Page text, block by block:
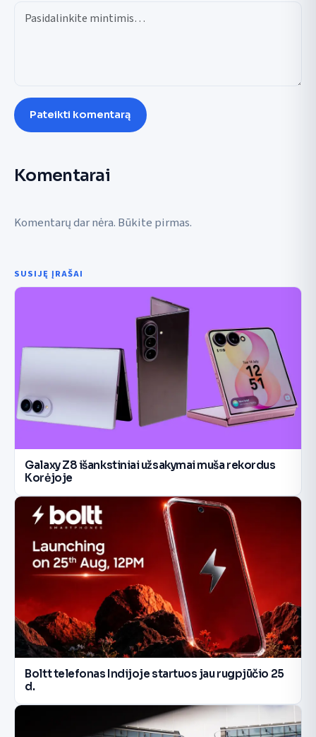
Pateikti komentarą
Komentarai
Komentarų dar nėra. Būkite pirmas.
SUSIJĘ ĮRAŠAI
Galaxy Z8 išankstiniai užsakymai muša rekordus
Korėjoje
Boltt telefonas Indijoje startuos jau rugpjūčio 25
d.